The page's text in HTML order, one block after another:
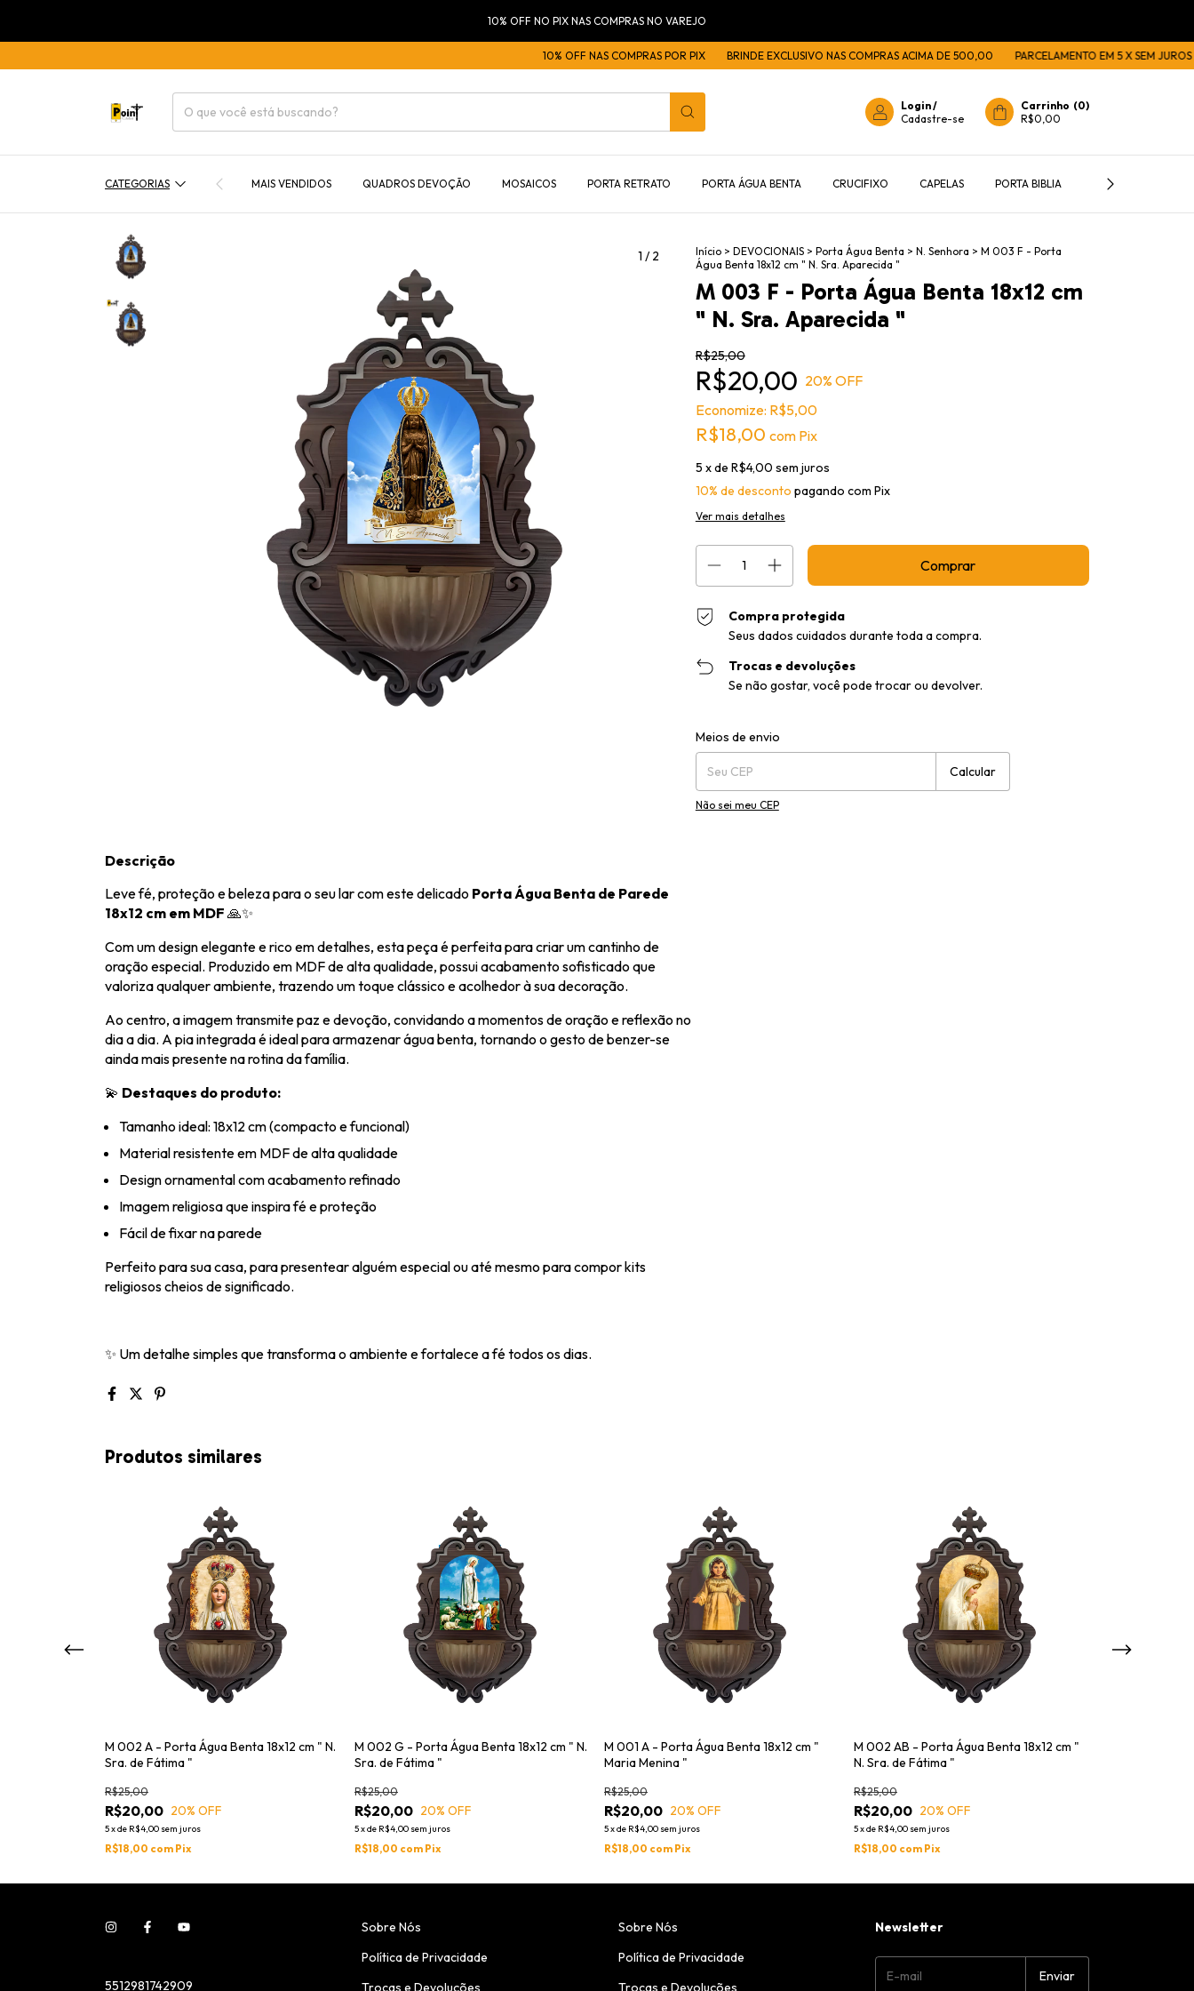
10% OFF NO PIX NAS COMPRAS NO VAREJO
10% OFF NAS COMPRAS POR PIX BRINDE EXCLUSIVO NAS COMPRAS ACIMA DE 500,00 PARCELAMENTO EM 5 X SEM JUROS
Login/
Cadastre-se
Carrinho (0)
R$0,00
CATEGORIAS MAIS VENDIDOS QUADROS DEVOÇÃO MOSAICOS PORTA RETRATO PORTA ÁGUA BENTA CRUCIFIXO CAPELAS PORTA BIBLIA PORTA TERÇOS E
1 /2 Início > DEVOCIONAIS > Porta Água Benta > N. Senhora > M 003 F - Porta
Água Benta 18x12 cm " N. Sra. Aparecida "
M 003 F - Porta Água Benta 18x12 cm
" N. Sra. Aparecida "
R$25,00
R$20,00 20% OFF
Economize: R$5,00
R$18,00 com Pix
5 x de R$4,00 sem juros
10% de desconto pagando com Pix
Ver mais detalhes
Compra protegida
Seus dados cuidados durante toda a compra.
Trocas e devoluções
Se não gostar, você pode trocar ou devolver.
Entregas para o CEP:
Meios de envio
Calcular
Não sei meu CEP
Descrição
Leve fé, proteção e beleza para o seu lar com este delicado Porta Água Benta de Parede
18x12 cm em MDF 🙏✨
Com um design elegante e rico em detalhes, esta peça é perfeita para criar um cantinho de
oração especial. Produzido em MDF de alta qualidade, possui acabamento sofisticado que
valoriza qualquer ambiente, trazendo um toque clássico e acolhedor à sua decoração.
Ao centro, a imagem transmite paz e devoção, convidando a momentos de oração e reflexão no
dia a dia. A pia integrada é ideal para armazenar água benta, tornando o gesto de benzer-se
ainda mais presente na rotina da família.
💫 Destaques do produto:
Tamanho ideal: 18x12 cm (compacto e funcional)
Material resistente em MDF de alta qualidade
Design ornamental com acabamento refinado
Imagem religiosa que inspira fé e proteção
Fácil de fixar na parede
Perfeito para sua casa, para presentear alguém especial ou até mesmo para compor kits
religiosos cheios de significado.
✨ Um detalhe simples que transforma o ambiente e fortalece a fé todos os dias.
Produtos similares
M 002 A - Porta Água Benta 18x12 cm " N.
Sra. de Fátima "
R$20,00
R$25,00
20% OFF
5xde R$4,00 sem juros
R$18,00 com Pix
M 002 G - Porta Água Benta 18x12 cm " N.
Sra. de Fátima "
R$20,00
R$25,00
20% OFF
5xde R$4,00 sem juros
R$18,00 com Pix
M 001 A - Porta Água Benta 18x12 cm "
Maria Menina "
R$20,00
R$25,00
20% OFF
5xde R$4,00 sem juros
R$18,00 com Pix
M 002 AB - Porta Água Benta 18x12 cm "
N. Sra. de Fátima "
R$20,00
R$25,00
20% OFF
5xde R$4,00 sem juros
R$18,00 com Pix
5512981742909
Sobre Nós
Política de Privacidade
Trocas e Devoluções
Sobre Nós
Política de Privacidade
Trocas e Devoluções
Newsletter